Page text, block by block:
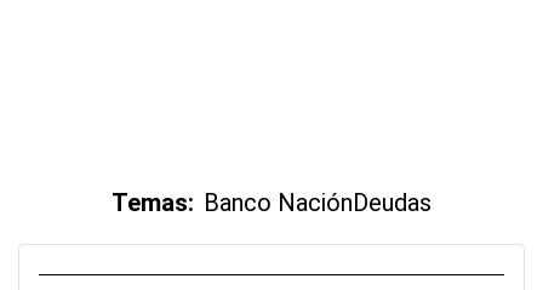
Temas: Banco NaciónDeudas